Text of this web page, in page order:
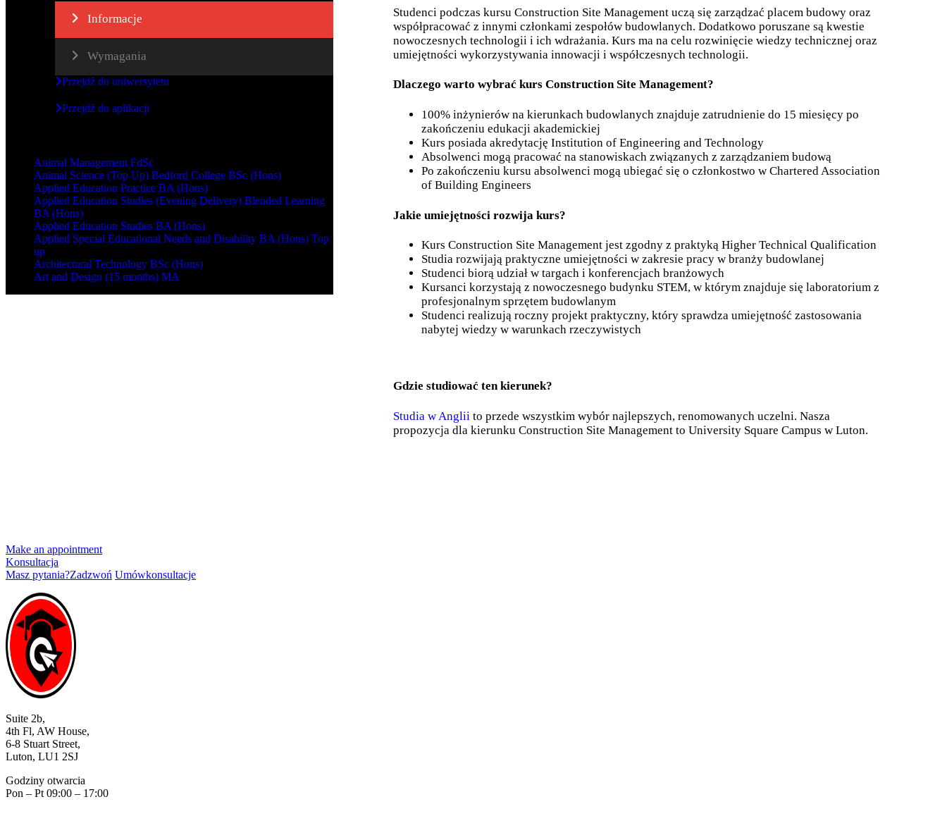
Informacje
Wymagania
Przejdź do uniwersytetu
Przejdź do aplikacji
Animal Management FdSc
Animal Science (Top Up) Bedford College BSc (Hons)
Applied Education Practice BA (Hons)
Applied Education Studies (Evening Delivery) Blended Learning
BA (Hons)
Applied Education Studies BA (Hons)
Applied Special Educational Needs and Disability BA (Hons) Top
up
Architectural Technology BSc (Hons)
Art and Design (15 months) MA
Studenci podczas kursu Construction Site Management uczą się zarządzać placem budowy oraz
współpracować z innymi członkami zespołów budowlanych. Dodatkowo poruszane są kwestie
nowoczesnych technologii i ich wdrażania. Kurs ma na celu rozwinięcie wiedzy technicznej oraz
umiejętności wykorzystywania innowacji i współczesnych technologii.
Dlaczego warto wybrać kurs Construction Site Management?
100% inżynierów na kierunkach budowlanych znajduje zatrudnienie do 15 miesięcy po
zakończeniu edukacji akademickiej
Kurs posiada akredytację Institution of Engineering and Technology
Absolwenci mogą pracować na stanowiskach związanych z zarządzaniem budową
Po zakończeniu kursu absolwenci mogą ubiegać się o członkostwo w Chartered Association
of Building Engineers
Jakie umiejętności rozwija kurs?
Kurs Construction Site Management jest zgodny z praktyką Higher Technical Qualification
Studia rozwijają praktyczne umiejętności w zakresie pracy w branży budowlanej
Studenci biorą udział w targach i konferencjach branżowych
Kursanci korzystają z nowoczesnego budynku STEM, w którym znajduje się laboratorium z
profesjonalnym sprzętem budowlanym
Studenci realizują roczny projekt praktyczny, który sprawdza umiejętność zastosowania
nabytej wiedzy w warunkach rzeczywistych
Gdzie studiować ten kierunek?
Studia w Anglii to przede wszystkim wybór najlepszych, renomowanych uczelni. Nasza
propozycja dla kierunku Construction Site Management to University Square Campus w Luton.
Make an appointment
Konsultacja
Masz pytania?Zadzwoń Umówkonsultacje
Suite 2b,
4th Fl, AW House,
6-8 Stuart Street,
Luton, LU1 2SJ
Godziny otwarcia
Pon – Pt 09:00 – 17:00